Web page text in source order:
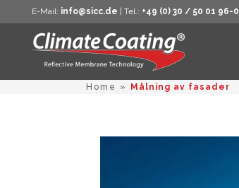
E-Mail: info@sicc.de | Tel.: +49 (0) 30 / 50 01 96-0
Home » Målning av fasader